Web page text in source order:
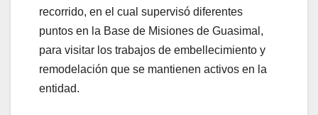
recorrido, en el cual supervisó diferentes
puntos en la Base de Misiones de Guasimal,
para visitar los trabajos de embellecimiento y
remodelación que se mantienen activos en la
entidad.